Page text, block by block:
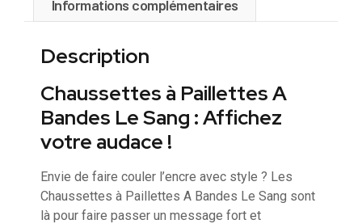
Informations complémentaires
Description
Chaussettes à Paillettes A
Bandes Le Sang : Affichez
votre audace !
Envie de faire couler l’encre avec style ? Les
Chaussettes à Paillettes A Bandes Le Sang sont
là pour faire passer un message fort et